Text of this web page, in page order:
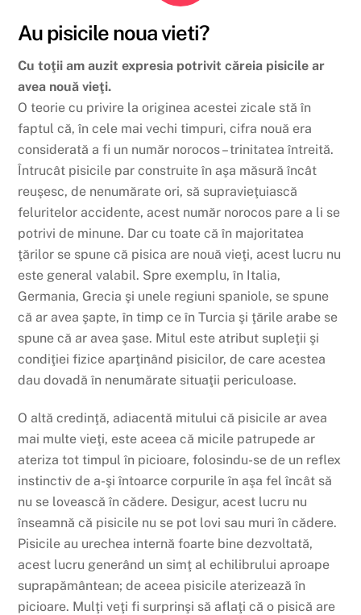
Au pisicile noua vieti?
Cu toţii am auzit expresia potrivit căreia pisicile ar
avea nouă vieţi.
O teorie cu privire la originea acestei zicale stă în
faptul că, în cele mai vechi timpuri, cifra nouă era
considerată a fi un număr norocos – trinitatea întreită.
Întrucât pisicile par construite în aşa măsură încât
reuşesc, de nenumărate ori, să supravieţuiască
feluritelor accidente, acest număr norocos pare a li se
potrivi de minune. Dar cu toate că în majoritatea
ţărilor se spune că pisica are nouă vieţi, acest lucru nu
este general valabil. Spre exemplu, în Italia,
Germania, Grecia şi unele regiuni spaniole, se spune
că ar avea şapte, în timp ce în Turcia şi ţările arabe se
spune că ar avea şase. Mitul este atribut supleţii şi
condiţiei fizice aparţinând pisicilor, de care acestea
dau dovadă în nenumărate situaţii periculoase.
O altă credinţă, adiacentă mitului că pisicile ar avea
mai multe vieţi, este aceea că micile patrupede ar
ateriza tot timpul în picioare, folosindu-se de un reflex
instinctiv de a-şi întoarce corpurile în aşa fel încât să
nu se lovească în cădere. Desigur, acest lucru nu
înseamnă că pisicile nu se pot lovi sau muri în cădere.
Pisicile au urechea internă foarte bine dezvoltată,
acest lucru generând un simţ al echilibrului aproape
suprapământean; de aceea pisicile aterizează în
picioare. Mulţi veţi fi surprinşi să aflaţi că o pisică are